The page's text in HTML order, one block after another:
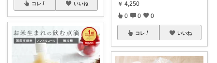
コレ いいね
￥ 4,250
0 0 0
コレ いいね